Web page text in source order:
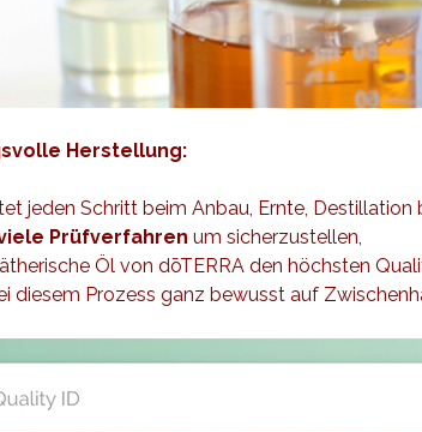
Herstellung:
jeden Schritt beim Anbau, Ernte, Destillation
Prüfverfahren um sicherzustellen,
Öl von dōTERRA den höchsten
diesem Prozess ganz bewusst auf